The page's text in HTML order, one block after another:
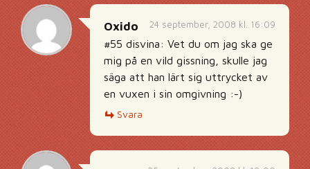
24 september, 2008 kl. 16:09
Oxido
#55 disvina: Vet du om jag ska ge
mig på en vild gissning, skulle jag
säga att han lärt sig uttrycket av
en vuxen i sin omgivning :-)
Svara